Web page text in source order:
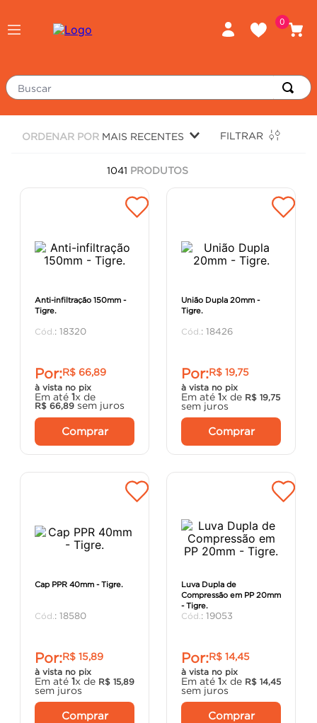
0
Buscar
ORDENAR POR MAIS RECENTES FILTRAR
1041 PRODUTOS
Anti-infiltração 150mm -
Tigre.
: 18320
Por:R$ 66,89
à vista no pix
Em até 1x de
R$ 66,89 sem juros
Comprar
União Dupla 20mm -
Tigre.
: 18426
Por:R$ 19,75
à vista no pix
Em até 1x de R$ 19,75
sem juros
Comprar
Cap PPR 40mm - Tigre.
: 18580
Por:R$ 15,89
à vista no pix
Em até 1x de R$ 15,89
sem juros
Comprar
Luva Dupla de
Compressão em PP 20mm
- Tigre.
: 19053
Por:R$ 14,45
à vista no pix
Em até 1x de R$ 14,45
sem juros
Comprar
massa corrida
argamassa
º cadeira